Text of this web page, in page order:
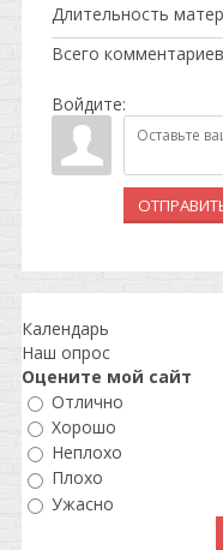
Длительность
Всего комментариев
Войдите:
Календарь
Наш опрос
Оцените мой сайт
Отлично
Хорошо
Неплохо
Плохо
Ужасно